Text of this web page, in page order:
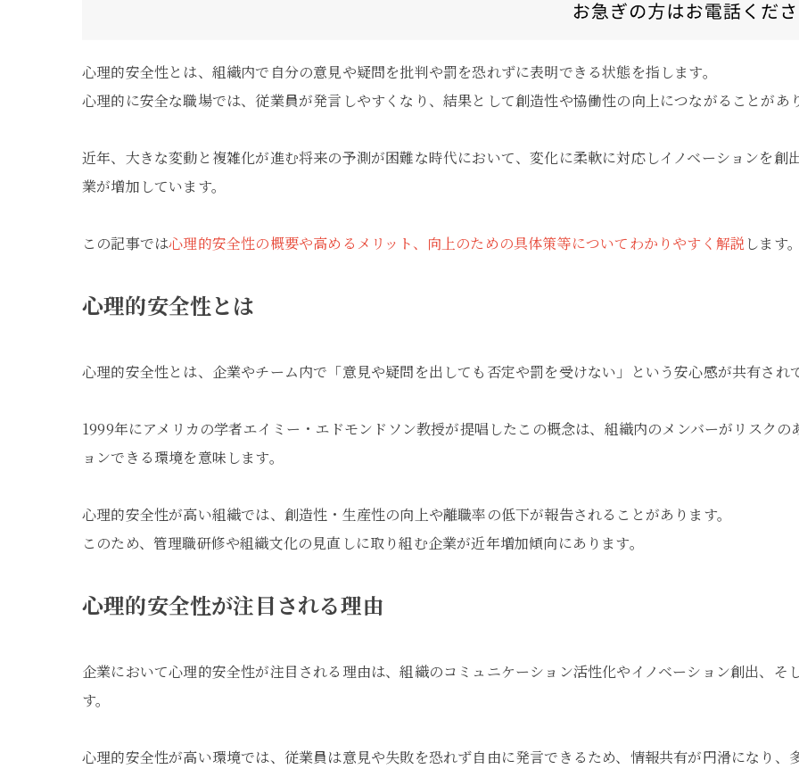
心理的安全性とは、組織内で自分の意見や疑問を批判や罰を恐れずに表明できる状態を指します。
心理的に安全な職場では、従業員が発言しやすくなり、結果として創造性や協働性の向上につながることがあり
近年、大きな変動と複雑化が進む将来の予測が困難な時代において、変化に柔軟に対応しイノベーションを
業が増加しています。
この記事では心理的安全性の概要や高めるメリット、向上のための具体策等についてわかりやすく解説 します。
心理的安全性とは
心理的安全性とは、企業やチーム内で「意見や疑問を出しても否定や罰を受けない」という安心感が共有され
1999年にアメリカの学者エイミー・エドモンドソン教授が提唱したこの概念は、組織内のメンバーがリスク
ョンできる環境を意味します。
心理的安全性が高い組織では、創造性・生産性の向上や離職率の低下が報告されることがあります。
このため、管理職研修や組織文化の見直しに取り組む企業が近年増加傾向にあります。
心理的安全性が注目される理由
企業において心理的安全性が注目される理由は、組織のコミュニケーション活性化やイノベーション創出、
す。
心理的安全性が高い環境では、従業員は意見や失敗を恐れず自由に発言できるため、情報共有が円滑になり、